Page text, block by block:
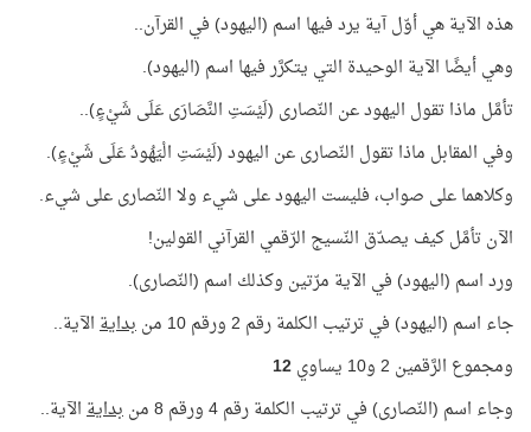
هذه الآية هي أوّل آية يرد فيها اسم (اليهود) في القرآن..
وهي أيضًا الآية الوحيدة التي يتكرَّر فيها اسم (اليهود).
تأمَّل ماذا تقول اليهود عن النّصارى (لَيْسَتِ النَّصَارَى عَلَى شَيْءٍ)..
وفي المقابل ماذا تقول النّصارى عن اليهود (لَيْسَتِ الْيَهُودُ عَلَى شَيْءٍ).
وكلاهما على صواب، فليست اليهود على شيء ولا النّصارى على شيء.
الآن تأمَّل كيف يصدّق النّسيج الرّقمي القرآني القولين!
ورد اسم (اليهود) في الآية مرّتين وكذلك اسم (النّصارى).
جاء اسم (اليهود) في ترتيب الكلمة رقم 2 ورقم 10 من
بدايةالآية..
ومجموع الرَّقمين 2 و10 يساوي
12
وجاء اسم (النّصارى) في ترتيب الكلمة رقم 4 ورقم 8 من
بدايةالآية..